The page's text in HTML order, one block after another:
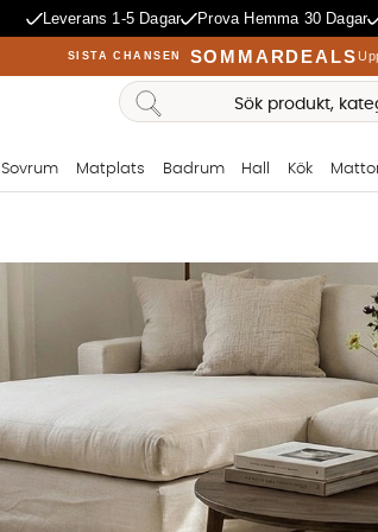
Leverans 1-5 Dagar Prova Hemma 30 Dagar
SISTA CHANSEN SOMMARDEALS
Sovrum Matplats Badrum Hall Kök